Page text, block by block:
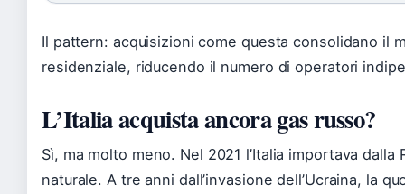
Il pattern: acquisizioni come questa consolidano il
residenziale, riducendo il numero di operatori
L’Italia acquista ancora gas russo?
Sì, ma molto meno. Nel 2021 l’Italia importava
naturale. A tre anni dall’invasione dell’Ucraina, la